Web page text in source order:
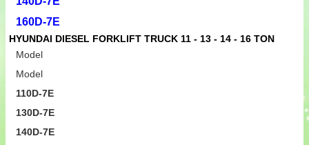
160D-7E
HYUNDAI DIESEL FORKLIFT TRUCK 11 - 13 - 14 - 16 TON
Model
Model
110D-7E
130D-7E
140D-7E